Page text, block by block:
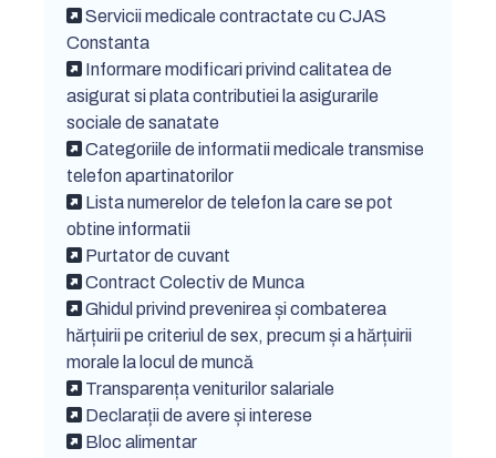
Servicii medicale contractate cu CJAS
Constanta
Informare modificari privind calitatea de
asigurat si plata contributiei la asigurarile
sociale de sanatate
Categoriile de informatii medicale transmise
telefon apartinatorilor
Lista numerelor de telefon la care se pot
obtine informatii
Purtator de cuvant
Contract Colectiv de Munca
Ghidul privind prevenirea și combaterea
hărțuirii pe criteriul de sex, precum și a hărțuirii
morale la locul de muncă
Transparența veniturilor salariale
Declarații de avere și interese
Bloc alimentar